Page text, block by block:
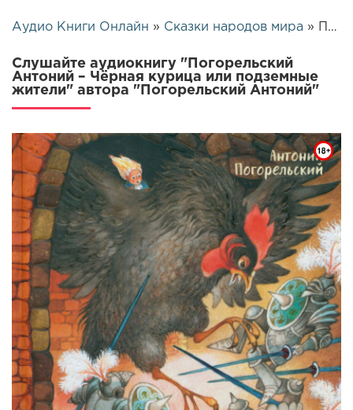
Аудио Книги Онлайн » Сказки народов мира » Погорельский Антоний – Чёрная курица или подземные жители | 23444
Слушайте аудиокнигу "Погорельский
Антоний – Чёрная курица или подземные
жители" автора "Погорельский Антоний"